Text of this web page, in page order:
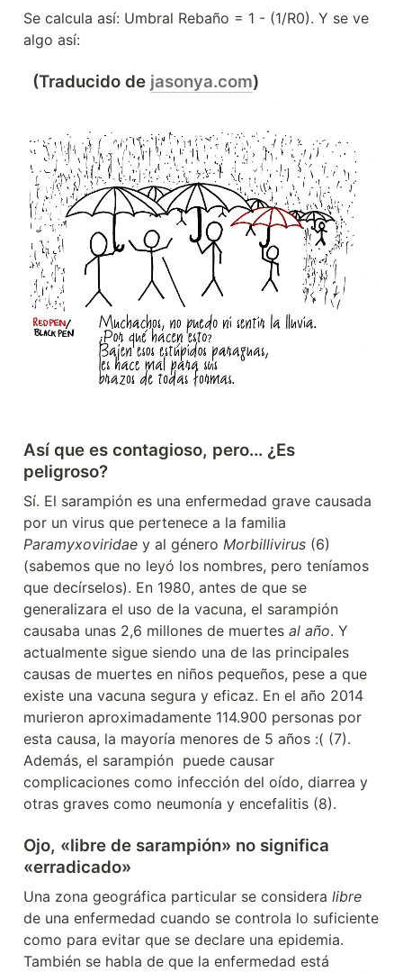
Se calcula así: Umbral Rebaño = 1 - (1/R0). Y se ve
algo así:
  (Traducido de
jasonya.com)
Así que es contagioso, pero... ¿Es
peligroso?
Sí. El sarampión es una enfermedad grave causada
Paramyxoviridae y al género Morbillivirus (6)
(sabemos que no leyó los nombres, pero teníamos
que decírselos). En 1980, antes de que se
generalizara el uso de la vacuna, el sarampión
causaba unas 2,6 millones de muertes al año. Y
actualmente sigue siendo una de las principales
causas de muertes en niños pequeños, pese a que
existe una vacuna segura y eficaz. En el año 2014
murieron aproximadamente 114.900 personas por
esta causa, la mayoría menores de 5 años :( (7).
Además, el sarampión  puede causar
complicaciones como infección del oído, diarrea y
otras graves como neumonía y encefalitis (8).
Ojo, «libre de sarampión» no significa
«erradicado»
Una zona geográfica particular se considera libre
de una enfermedad cuando se controla lo suficiente
como para evitar que se declare una epidemia.